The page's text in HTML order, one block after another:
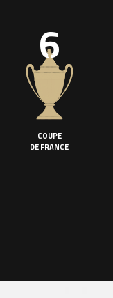
6
COUPE
DE FRANCE